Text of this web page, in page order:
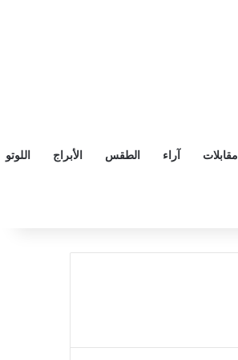
مقابلات آراء الطقس الأبراج اللوتو